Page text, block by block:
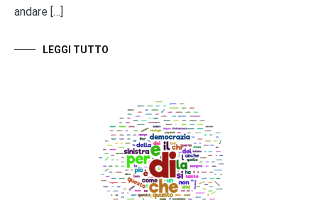
andare […]
LEGGI TUTTO